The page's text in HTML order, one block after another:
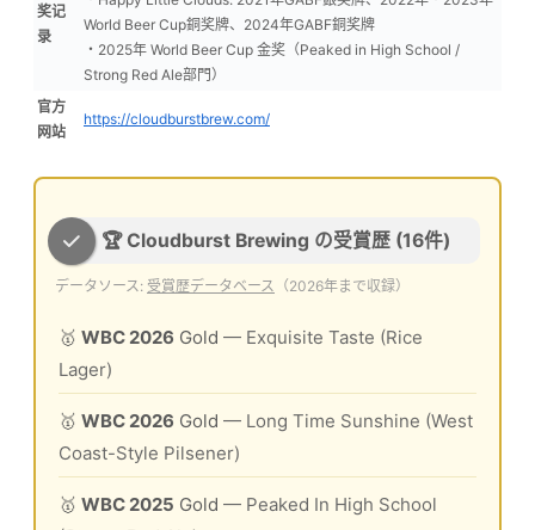
奖记
录
World Beer Cup銅奖牌、2024年GABF銅奖牌
・2025年 World Beer Cup 金奖（Peaked in High School /
Strong Red Ale部門）
官方
网站
https://cloudburstbrew.com/
🏆 Cloudburst Brewing の受賞歴 (16件)
データソース: 受賞歴データベース （2026年まで収録）
🥇 WBC 2026 Gold — Exquisite Taste (Rice
Lager)
🥇 WBC 2026 Gold — Long Time Sunshine (West
Coast-Style Pilsener)
🥇 WBC 2025 Gold — Peaked In High School